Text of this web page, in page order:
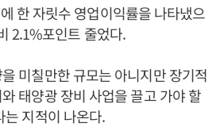
한 자릿수 영업이익률을 나타냈으
2.1%포인트 줄었다.
미칠만한 규모는 아니지만 장기적
태양광 장비 사업을 끌고 가야 할
는 지적이 나온다.